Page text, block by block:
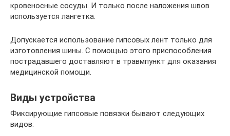
кровеносные сосуды. И только после наложения швов
используется лангетка.
Допускается использование гипсовых лент только для
изготовления шины. С помощью этого приспособления
пострадавшего доставляют в травмпункт для оказания
медицинской помощи.
Виды устройства
Фиксирующие гипсовые повязки бывают следующих
видов: